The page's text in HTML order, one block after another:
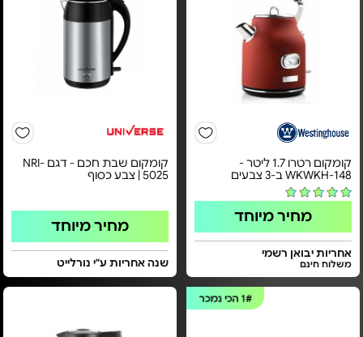
קומקום רטרו 1.7 ליטר -
WKWKH-148 ב-3 צבעים
מחיר מיוחד
אחריות יבואן רשמי
משלוח חינם
קומקום שבת חכם - דגם NRI-
5025 | צבע כסוף
מחיר מיוחד
שנה אחריות ע"י נורלייט
1#הכי נמכר